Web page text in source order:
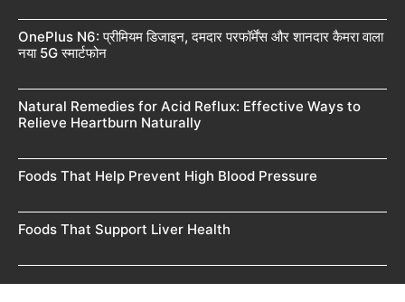
OnePlus N6: प्रीमियम डिजाइन, दमदार परफॉर्मेंस और शानदार कैमरा वाला
नया 5G स्मार्टफोन
Natural Remedies for Acid Reflux: Effective Ways to
Relieve Heartburn Naturally
Foods That Help Prevent High Blood Pressure
Foods That Support Liver Health